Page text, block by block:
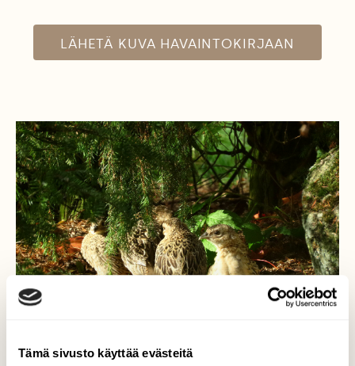
Tämä sivusto käyttää evästeitä
LÄHETÄ KUVA HAVAINTOKIRJAAN